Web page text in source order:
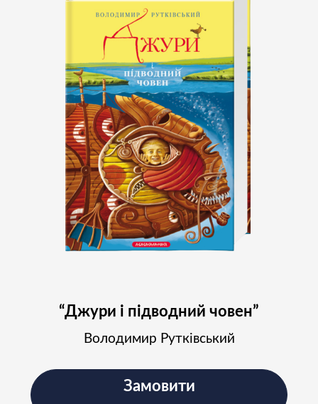
“Джури і підводний човен”
Володимир Рутківський
Замовити